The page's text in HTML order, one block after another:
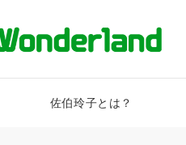
佐伯玲子とは？